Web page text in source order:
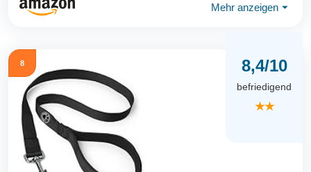
Mehr anzeigen ⏷
8 8,4/10
befriedigend
★★